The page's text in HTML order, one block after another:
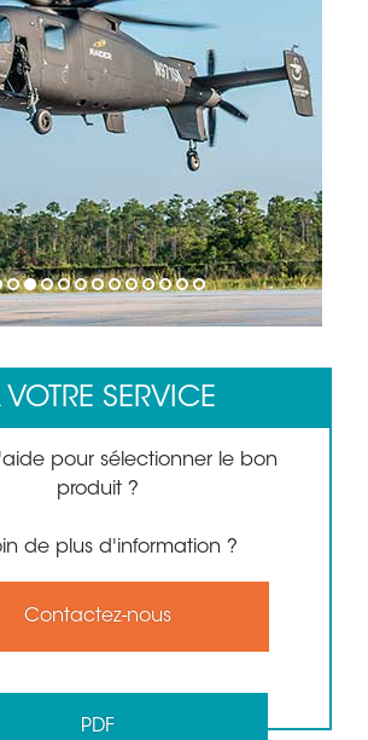
2 3 4 5 6 7 8 9 10111213
SERVICE
pour sélectionner le bon
produit ?
de plus d'information ?
Contactez-nous
PDF